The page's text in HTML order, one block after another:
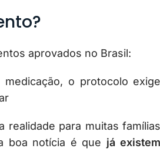
aprovados no Brasil:
medicação, o protocolo exige
para muitas famílias
boa notícia é que já existem